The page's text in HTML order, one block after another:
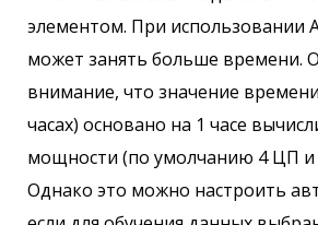
элементом. При использовании
может занять больше времени.
внимание, что значение
часах) основано на 1 часе
мощности (по умолчанию 4 ЦП и
Однако это можно настроить